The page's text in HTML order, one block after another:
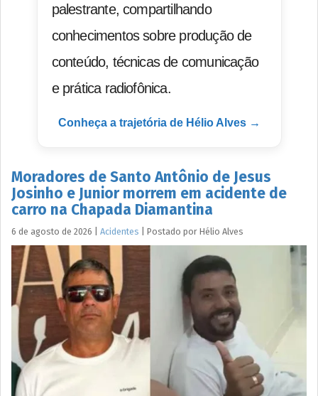
palestrante, compartilhando
conhecimentos sobre produção de
conteúdo, técnicas de comunicação
e prática radiofônica.
Conheça a trajetória de Hélio Alves →
Moradores de Santo Antônio de Jesus
Josinho e Junior morrem em acidente de
carro na Chapada Diamantina
6 de agosto de 2026 Acidentes Postado por Hélio Alves